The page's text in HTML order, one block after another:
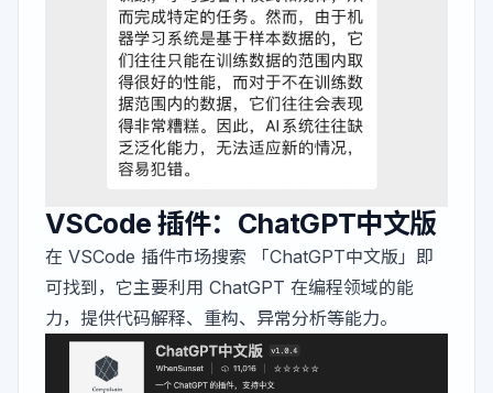
VSCode 插件：ChatGPT中文版
在 VSCode 插件市场搜索 「ChatGPT中文版」即
可找到，它主要利用 ChatGPT 在编程领域的能
力，提供代码解释、重构、异常分析等能力。